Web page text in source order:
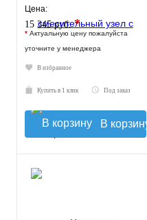
20-43°C, с насосом UPSO
Цена:
15 345 руб.*
* Актуальную цену пожалуйста
уточните у менеджера
В избранное
Купить в 1 клик Под заказ
В корзину